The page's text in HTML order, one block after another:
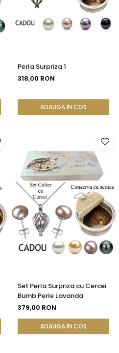
Perla Surpriza 1
318,00 RON
ADAUGA IN COS
Set Perla Surpriza cu Cercei
Bumb Perle Lavanda
379,00 RON
ADAUGA IN COS